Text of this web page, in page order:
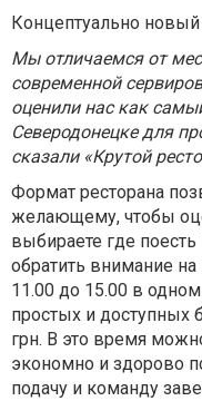
Концептуально
Мы отличаемся от
современной
оценили нас как
Северодонецке для
сказали «Крутой
Формат ресторана
желающему, чтобы
выбираете где
обратить внимание на
11.00 до 15.00 в
простых и доступных
грн. В это время
экономно и здорово
подачу и команду